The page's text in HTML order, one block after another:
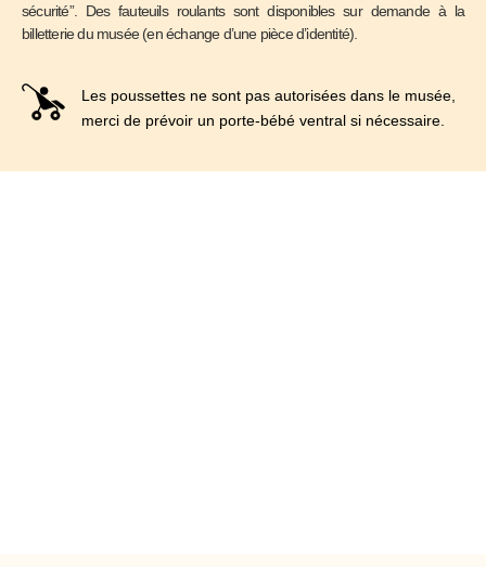
sécurité”. Des fauteuils roulants sont disponibles sur demande à la
billetterie du musée (en échange d’une pièce d’identité).
Les poussettes ne sont pas autorisées dans le musée,
merci de prévoir un porte-bébé ventral si nécessaire.